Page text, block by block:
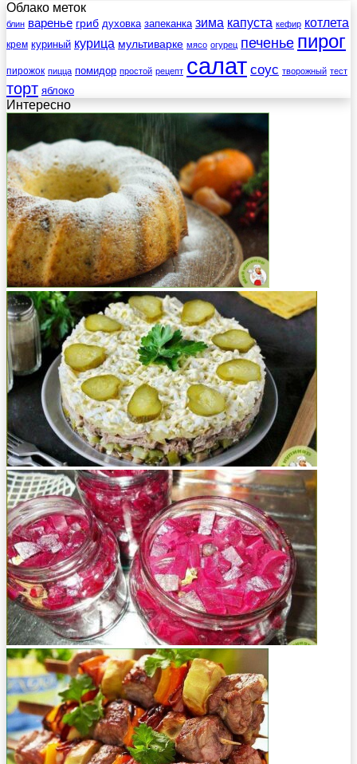
Облако меток
блин варенье гриб духовка запеканка зима капуста кефир котлета
крем куриный курица мультиварке мясо огурец печенье пирог
пирожок пицца помидор простой рецепт салат соус творожный тест
торт яблоко
Интересно